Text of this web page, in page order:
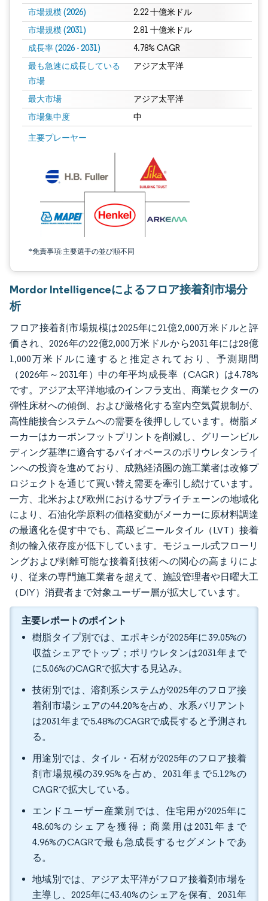
市場規模 (2026) 2.22 十億米ドル
市場規模 (2031) 2.81 十億米ドル
成長率 (2026 - 2031) 4.78% CAGR
最も急速に成長している
市場
アジア太平洋
最大市場 アジア太平洋
市場集中度 中
主要プレーヤー
*免責事項:主要選手の並び順不同
画像 © Mordor Intelligence。再利用にはCC BY 4.0の表示が必要です。
Mordor Intelligenceによるフロア接着剤市場分
析
フロア接着剤市場規模は2025年に21億2,000万米ドルと評
価され、2026年の22億2,000万米ドルから2031年には28億
1,000万米ドルに達すると推定されており、予測期間
（2026年～2031年）中の年平均成長率（CAGR）は4.78%
です。アジア太平洋地域のインフラ支出、商業セクターの
弾性床材への傾倒、および厳格化する室内空気質規制が、
高性能接合システムへの需要を後押ししています。樹脂メ
ーカーはカーボンフットプリントを削減し、グリーンビル
ディング基準に適合するバイオベースのポリウレタンライ
ンへの投資を進めており、成熟経済圏の施工業者は改修プ
ロジェクトを通じて買い替え需要を牽引し続けています。
一方、北米および欧州におけるサプライチェーンの地域化
により、石油化学原料の価格変動がメーカーに原材料調達
の最適化を促す中でも、高級ビニールタイル（LVT）接着
剤の輸入依存度が低下しています。モジュール式フローリ
ングおよび剥離可能な接着剤技術への関心の高まりによ
り、従来の専門施工業者を超えて、施設管理者や日曜大工
（DIY）消費者まで対象ユーザー層が拡大しています。
主要レポートのポイント
樹脂タイプ別では、エポキシが2025年に39.05%の
収益シェアでトップ；ポリウレタンは2031年まで
に5.06%のCAGRで拡大する見込み。
技術別では、溶剤系システムが2025年のフロア接
着剤市場シェアの44.20%を占め、水系バリアント
は2031年まで5.48%のCAGRで成長すると予測され
る。
用途別では、タイル・石材が2025年のフロア接着
剤市場規模の39.95%を占め、2031年まで5.12%の
CAGRで拡大している。
エンドユーザー産業別では、住宅用が2025年に
48.60%のシェアを獲得；商業用は2031年まで
4.96%のCAGRで最も急成長するセグメントであ
る。
地域別では、アジア太平洋がフロア接着剤市場を
主導し、2025年に43.40%のシェアを保有、2031年